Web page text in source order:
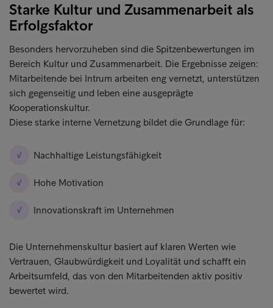
Starke Kultur und Zusammenarbeit als
Erfolgsfaktor
Besonders hervorzuheben sind die Spitzenbewertungen im
Bereich Kultur und Zusammenarbeit. Die Ergebnisse zeigen:
Mitarbeitende bei Intrum arbeiten eng vernetzt, unterstützen
sich gegenseitig und leben eine ausgeprägte
Kooperationskultur.
Diese starke interne Vernetzung bildet die Grundlage für:
Nachhaltige Leistungsfähigkeit
Hohe Motivation
Innovationskraft im Unternehmen
Die Unternehmenskultur basiert auf klaren Werten wie
Vertrauen, Glaubwürdigkeit und Loyalität und schafft ein
Arbeitsumfeld, das von den Mitarbeitenden aktiv positiv
bewertet wird.